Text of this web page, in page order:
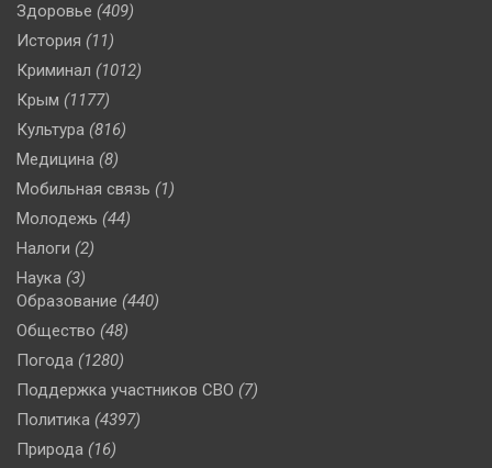
Здоровье (409)
История (11)
Криминал (1012)
Крым (1177)
Культура (816)
Медицина (8)
Мобильная связь (1)
Молодежь (44)
Налоги (2)
Наука (3)
Образование (440)
Общество (48)
Погода (1280)
Поддержка участников СВО (7)
Политика (4397)
Природа (16)